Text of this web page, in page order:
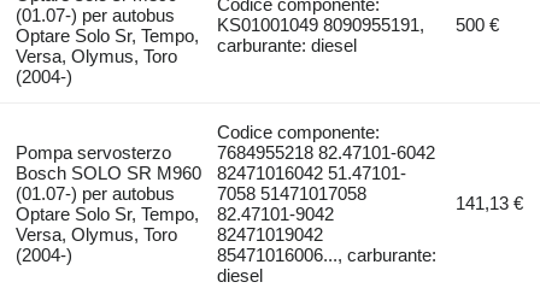
(01.07-) per autobus
Optare Solo Sr, Tempo,
Versa, Olymus, Toro
(2004-)
Codice componente:
KS01001049 8090955191,
carburante: diesel
500 €
Pompa servosterzo
Bosch SOLO SR M960
(01.07-) per autobus
Optare Solo Sr, Tempo,
Versa, Olymus, Toro
(2004-)
Codice componente:
7684955218 82.47101-6042
82471016042 51.47101-
7058 51471017058
82.47101-9042
82471019042
85471016006..., carburante:
diesel
141,13 €